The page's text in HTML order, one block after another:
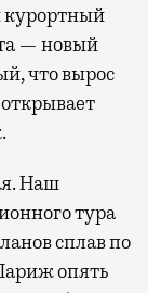
— новый
что вырос
Наш
тура
сплав по
опять